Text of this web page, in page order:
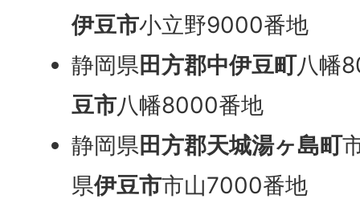
伊豆市小立野9000番地
静岡県田方郡中伊豆町八幡
豆市八幡8000番地
静岡県田方郡天城湯ヶ島町
県伊豆市市山7000番地